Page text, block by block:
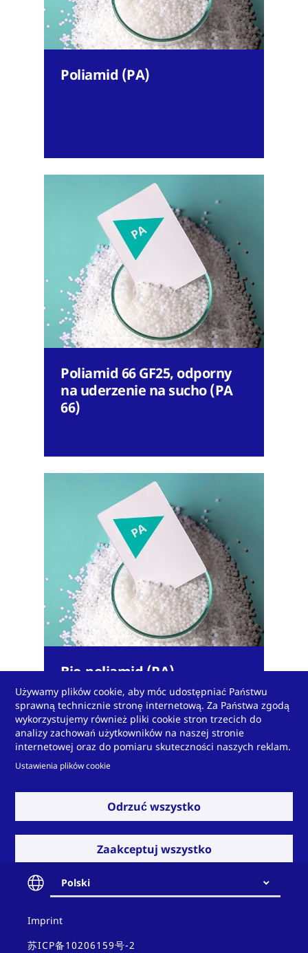
Poliamid (PA)
Poliamid 66 GF25, odporny
na uderzenie na sucho (PA
66)
Bio-poliamid (PA)
Rozwiń
Masz dla nas
wyzwanie?
Używamy plików cookie, aby móc udostępniać Państwu
sprawną technicznie stronę internetową. Za Państwa zgodą
wykorzystujemy również pliki cookie stron trzecich do
analizy zachowań użytkowników na naszej stronie
internetowej oraz do pomiaru skuteczności naszych reklam.
Ustawienia plików cookie
Odrzuć wszystko
Zaakceptuj wszystko
Polski
Contact
and
policy
Imprint
苏ICP备10206159号-2